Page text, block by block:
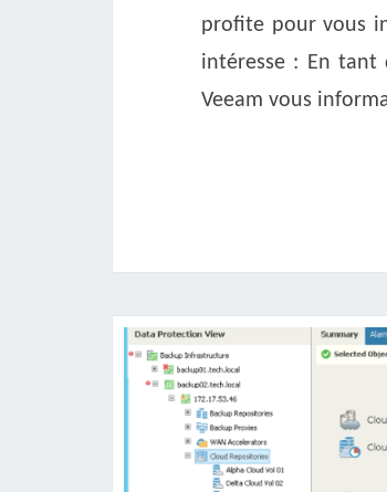
profite pour vous
intéresse : En
Veeam vous